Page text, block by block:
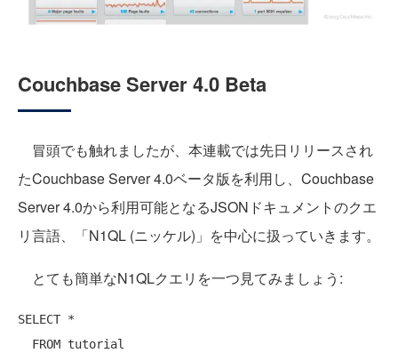
Couchbase Server 4.0 Beta
冒頭でも触れましたが、本連載では先日リリースされ
たCouchbase Server 4.0ベータ版を利用し、Couchbase
Server 4.0から利用可能となるJSONドキュメントのクエ
リ言語、「N1QL (ニッケル)」を中心に扱っていきます。
とても簡単なN1QLクエリを一つ見てみましょう:
SELECT *